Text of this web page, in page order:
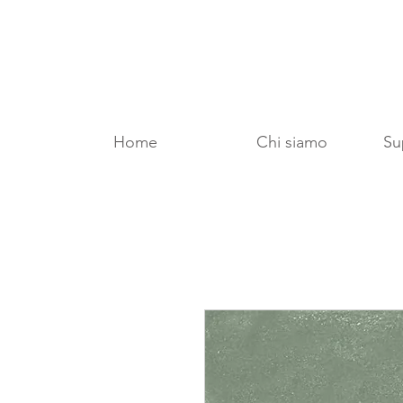
Home Chi siamo